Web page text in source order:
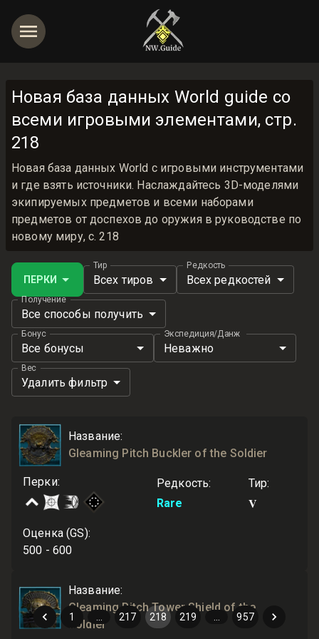
Новая база данных World guide со
всеми игровыми элементами, стр.
218
Новая база данных World с игровыми инструментами
и где взять источники. Наслаждайтесь 3D-моделями
экипируемых предметов и всеми наборами
предметов от доспехов до оружия в руководстве по
новому миру, с. 218
ПЕРКИ
Тир
Всех тиров
Редкость
Всех редкостей
Получение
Все способы получить
Бонус
Все бонусы
Экспедиция/Данж
Неважно
Вес
Удалить фильтр
Название:
Gleaming Pitch Buckler of the Soldier
Перки: Редкость:
Rare
Тир:
V
Оценка (GS):
500 - 600
Название:
Gleaming Pitch Tower Shield of the
Soldier
1 217 218 219 957